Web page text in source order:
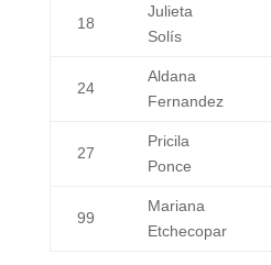
18
Julieta
Solís
24
Aldana
Fernandez
27
Pricila
Ponce
99
Mariana
Etchecopar